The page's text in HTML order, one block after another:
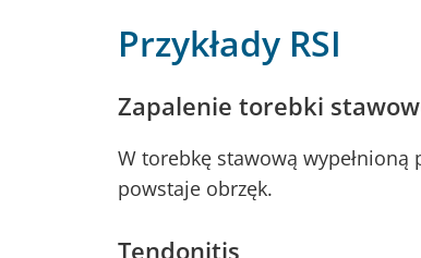
Przykłady RSI
Zapalenie torebki
W torebkę stawową wypełnioną
powstaje obrzęk.
Tendonitis